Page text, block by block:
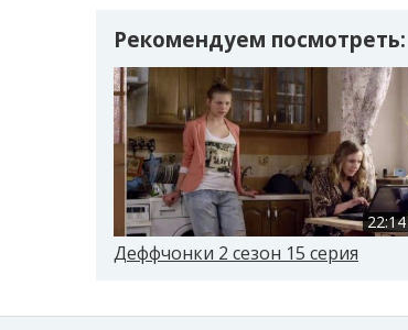
Рекомендуем посмотреть:
22:14
Деффчонки 2 сезон 15 серия